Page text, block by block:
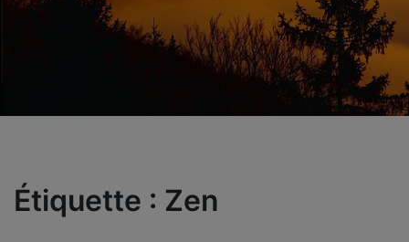
Étiquette : Zen